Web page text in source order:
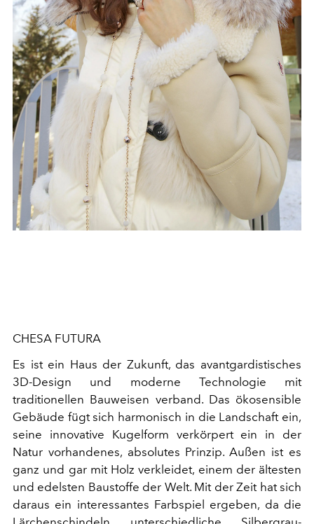
CHESA FUTURA
Es ist ein Haus der Zukunft, das avantgardistisches
3D-Design und moderne Technologie mit
traditionellen Bauweisen verband. Das ökosensible
Gebäude fügt sich harmonisch in die Landschaft ein,
seine innovative Kugelform verkörpert ein in der
Natur vorhandenes, absolutes Prinzip. Außen ist es
ganz und gar mit Holz verkleidet, einem der ältesten
und edelsten Baustoffe der Welt. Mit der Zeit hat sich
daraus ein interessantes Farbspiel ergeben, da die